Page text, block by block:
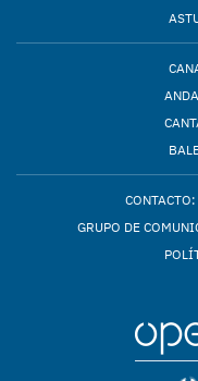
GRUPO DE